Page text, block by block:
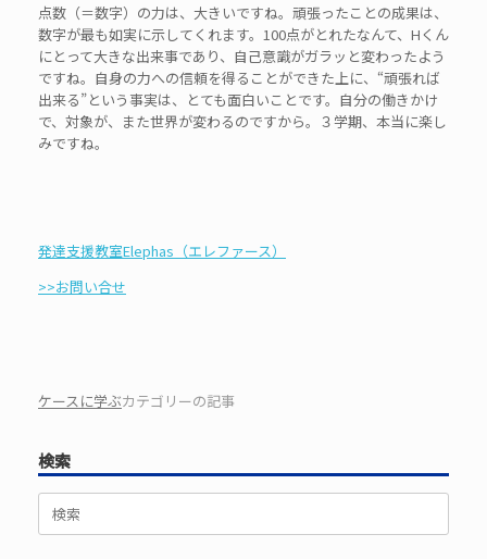
点数（＝数字）の力は、大きいですね。頑張ったことの成果は、
数字が最も如実に示してくれます。100点がとれたなんて、Hくん
にとって大きな出来事であり、自己意識がガラッと変わったよう
ですね。自身の力への信頼を得ることができた上に、“頑張れば
出来る”という事実は、とても面白いことです。自分の働きかけ
で、対象が、また世界が変わるのですから。３学期、本当に楽し
みですね。
発達支援教室Elephas（エレファース）
>>お問い合せ
ケースに学ぶカテゴリーの記事
検索